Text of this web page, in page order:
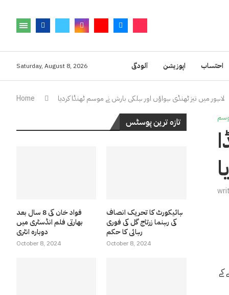
Saturday, August 8, 2026 آلودگی اپوزیشن احتساب
Home لاہور میں تیز ٹھنڈی ہواؤں اور ہلکی بارش نے موسم ٹھنڈا کردیا
کے باعث لاہور میں موسم اچانک تبدیل ہو گیا رات 10 بجے کے
تازہ ترین پوسٹس
فواد خان کی 8 سال بعد
بھارتی فلم انڈسٹری میں
دوبارہ انٹری
October 8, 2024
ہائیکورٹ کا تحریک انصاف
کی رہنما زرتاج گل کی فوری
رہائی کا حکم
October 8, 2024